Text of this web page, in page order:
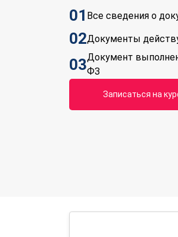
01 Все сведения о
02Документы
03Документ
ФЗ
Записаться на